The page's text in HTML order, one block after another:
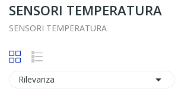
SENSORI TEMPERATURA
SENSORI TEMPERATURA
Rilevanza 